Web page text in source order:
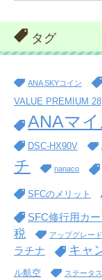
タグ
ANA SKYコイン
VALUE PREMIUM 28
ANAマ
DSC-HX90V
チ
nanaco
SFCのメリット
SFC修行用カー
税
アップグレード
ラチナ
キャ
ル航空 ステータ